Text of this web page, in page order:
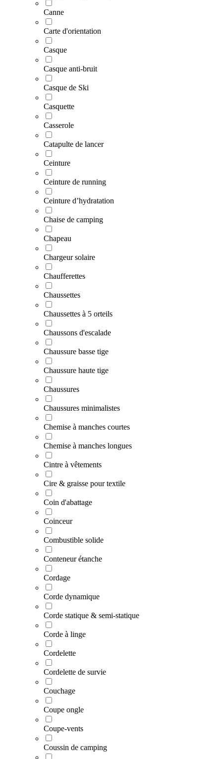
Canne
Carte d'orientation
Casque
Casque anti-bruit
Casque de Ski
Casquette
Casserole
Catapulte de lancer
Ceinture
Ceinture de running
Ceinture d’hydratation
Chaise de camping
Chapeau
Chargeur solaire
Chaufferettes
Chaussettes
Chaussettes à 5 orteils
Chaussons d'escalade
Chaussure basse tige
Chaussure haute tige
Chaussures
Chaussures minimalistes
Chemise à manches courtes
Chemise à manches longues
Cintre à vêtements
Cire & graisse pour textile
Coin d'abattage
Coinceur
Combustible solide
Conteneur étanche
Cordage
Corde dynamique
Corde statique & semi-statique
Corde à linge
Cordelette
Cordelette de survie
Couchage
Coupe ongle
Coupe-vents
Coussin de camping